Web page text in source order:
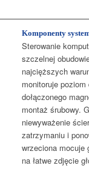
Komponenty
Sterowanie
szczelnej
najcięższych
monitoruje
dołączonego
montaż śrubowy.
niewyważenie
zatrzymaniu i
wrzeciona mocuje
na łatwe zdjęcie